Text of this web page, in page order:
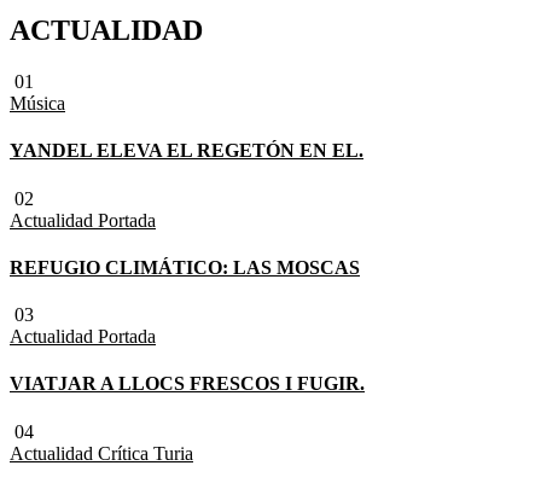
ACTUALIDAD
01
Música
YANDEL ELEVA EL REGETÓN EN EL.
02
Actualidad Portada
REFUGIO CLIMÁTICO: LAS MOSCAS
03
Actualidad Portada
VIATJAR A LLOCS FRESCOS I FUGIR.
04
Actualidad Crítica Turia